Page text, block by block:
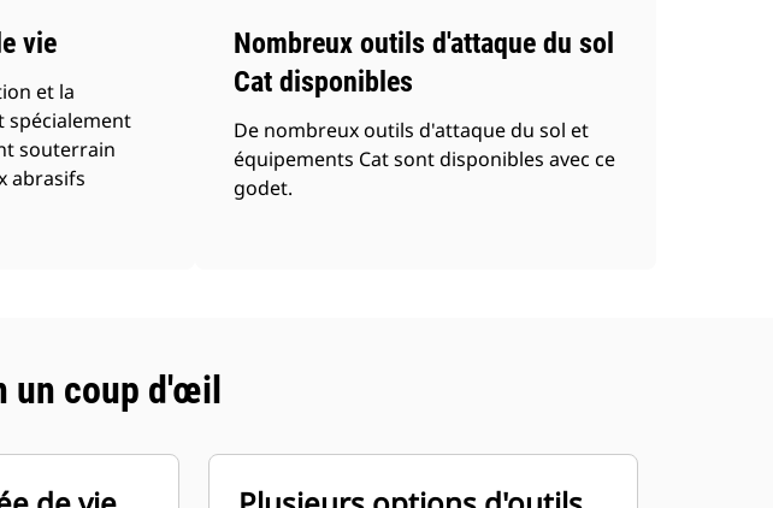
vie
et la
spécialement
souterrain
abrasifs
Nombreux outils d'attaque du sol
Cat disponibles
De nombreux outils d'attaque du sol et
équipements Cat sont disponibles avec ce
godet.
un coup d'œil